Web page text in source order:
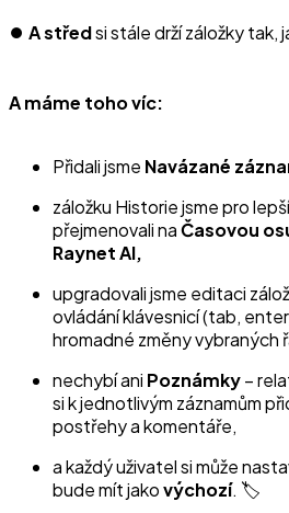
⏺️ A středsi stále drží záložky tak,
A máme toho víc:
Přidali jsme Navázané
záložku Historie jsme pro
přejmenovali naČasovou
Raynet AI,
upgradovali jsme editaci
ovládání klávesnicí (tab,
hromadné změny vybraných
nechybí ani Poznámky–
si k jednotlivým záznamům
postřehy a komentáře,
a každý uživatel si může
bude mít jakovýchozí. 🏷️